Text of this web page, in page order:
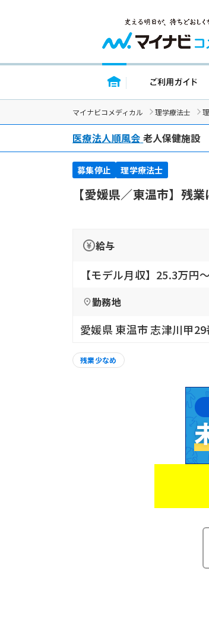
トップページ
マイナビコメディカル 理学療法士
医療法人順風会 老人保健施設
募集停止 理学療法士
【愛媛県／東温市】残
給与
【モデル月収】25.3万円
勤務地
愛媛県 東温市 志津川甲
残業少なめ